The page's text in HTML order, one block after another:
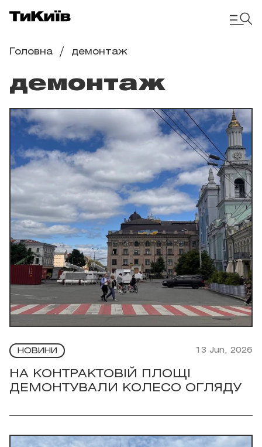
Головна демонтаж
демонтаж
НОВИНИ 13 Jun, 2026
НА КОНТРАКТОВІЙ ПЛОЩІ
ДЕМОНТУВАЛИ КОЛЕСО ОГЛЯДУ